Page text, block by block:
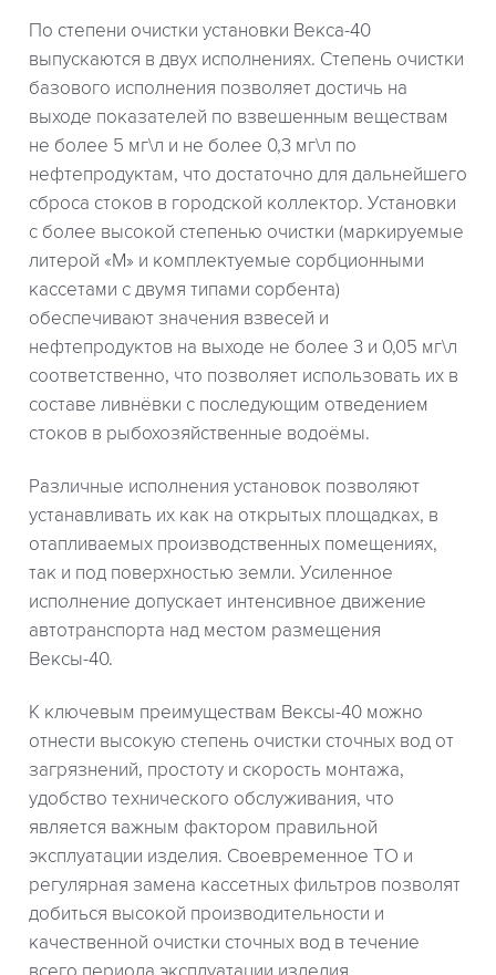
По степени очистки установки Векса-40
выпускаются в двух исполнениях. Степень очистки
базового исполнения позволяет достичь на
выходе показателей по взвешенным веществам
не более 5 мг\л и не более 0,3 мг\л по
нефтепродуктам, что достаточно для дальнейшего
сброса стоков в городской коллектор. Установки
с более высокой степенью очистки (маркируемые
литерой «М» и комплектуемые сорбционными
кассетами с двумя типами сорбента)
обеспечивают значения взвесей и
нефтепродуктов на выходе не более 3 и 0,05 мг\л
соответственно, что позволяет использовать их в
составе ливнёвки с последующим отведением
стоков в рыбохозяйственные водоёмы.
Различные исполнения установок позволяют
устанавливать их как на открытых площадках, в
отапливаемых производственных помещениях,
так и под поверхностью земли. Усиленное
исполнение допускает интенсивное движение
автотранспорта над местом размещения
Вексы-40.
К ключевым преимуществам Вексы-40 можно
отнести высокую степень очистки сточных вод от
загрязнений, простоту и скорость монтажа,
удобство технического обслуживания, что
является важным фактором правильной
эксплуатации изделия. Своевременное ТО и
регулярная замена кассетных фильтров позволят
добиться высокой производительности и
качественной очистки сточных вод в течение